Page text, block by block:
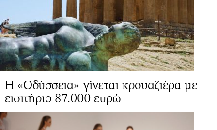
Η «Οδύσσεια» γίνεται κρουαζιέρα με
εισιτήριο 87.000 ευρώ